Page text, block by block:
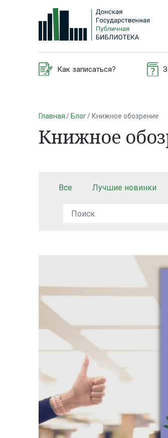
Как записаться?
Главная Блог Книжное обозрение
Книжное
Все Лучшие новинки